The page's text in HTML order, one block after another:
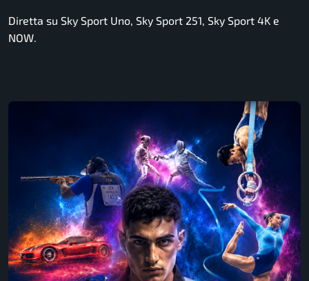
Diretta su Sky Sport Uno, Sky Sport 251, Sky Sport 4K e
NOW.